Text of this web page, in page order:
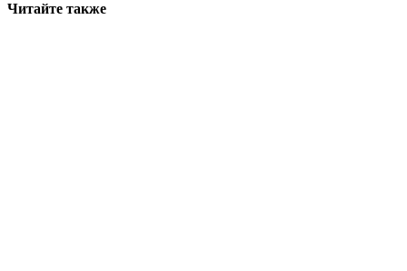
Читайте также